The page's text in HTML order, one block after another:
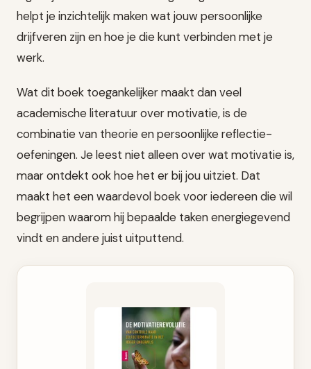
helpt je inzichtelijk maken wat jouw persoonlijke
drijfveren zijn en hoe je die kunt verbinden met je
werk.
Wat dit boek toegankelijker maakt dan veel
academische literatuur over motivatie, is de
combinatie van theorie en persoonlijke reflectie-
oefeningen. Je leest niet alleen over wat motivatie is,
maar ontdekt ook hoe het er bij jou uitziet. Dat
maakt het een waardevol boek voor iedereen die wil
begrijpen waarom hij bepaalde taken energiegevend
vindt en andere juist uitputtend.